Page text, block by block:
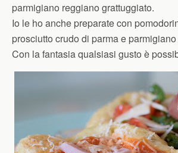
parmigiano reggiano grattuggiato.
Io le ho anche preparate con
prosciutto crudo di parma e
Con la fantasia qualsiasi gusto è